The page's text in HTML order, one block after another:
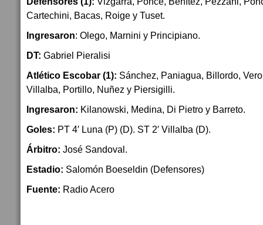
Cartechini, Bacas, Roige y Tuset.
Ingresaron: Olego, Marnini y Principiano.
DT: Gabriel Pieralisi
Atlético Escobar (1): Sánchez, Paniagua, Billordo,
Villalba, Portillo, Nuñez y Piersigilli.
Ingresaron: Kilanowski, Medina, Di Pietro y Barreto.
Goles: PT 4′ Luna (P) (D). ST 2′ Villalba (D).
Árbitro: José Sandoval.
Estadio: Salomón Boeseldin (Defensores)
Fuente: Radio Acero